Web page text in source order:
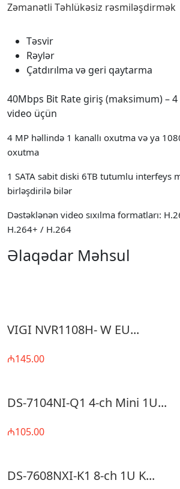
Zəmanətli Təhlükəsiz rəsmiləşdirmək
Təsvir
Rəylər
Çatdırılma və geri qaytarma
40Mbps Bit Rate giriş (maksimum) –
video üçün
4 MP həllində 1 kanallı oxutma və ya
oxutma
1 SATA sabit diski 6TB tutumlu interfeys
birləşdirilə bilər
Dəstəklənən video sıxılma formatları:
H.264+ / H.264
Əlaqədar Məhsul
VIGI NVR1108H- W EU...
₼145.00
DS-7104NI-Q1 4-ch Mini 1U...
₼105.00
DS-7608NXI-K1 8-ch 1U K...